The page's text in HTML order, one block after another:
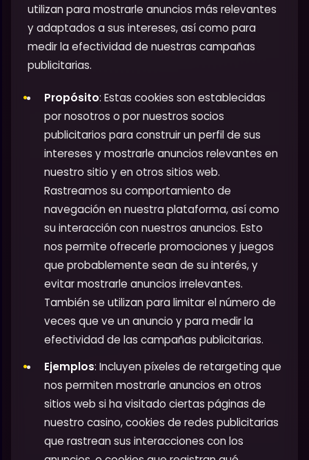
utilizan para mostrarle anuncios más relevantes
y adaptados a sus intereses, así como para
medir la efectividad de nuestras campañas
publicitarias.
Propósito: Estas cookies son establecidas
por nosotros o por nuestros socios
publicitarios para construir un perfil de sus
intereses y mostrarle anuncios relevantes en
nuestro sitio y en otros sitios web.
Rastreamos su comportamiento de
navegación en nuestra plataforma, así como
su interacción con nuestros anuncios. Esto
nos permite ofrecerle promociones y juegos
que probablemente sean de su interés, y
evitar mostrarle anuncios irrelevantes.
También se utilizan para limitar el número de
veces que ve un anuncio y para medir la
efectividad de las campañas publicitarias.
Ejemplos: Incluyen píxeles de retargeting que
nos permiten mostrarle anuncios en otros
sitios web si ha visitado ciertas páginas de
nuestro casino, cookies de redes publicitarias
que rastrean sus interacciones con los